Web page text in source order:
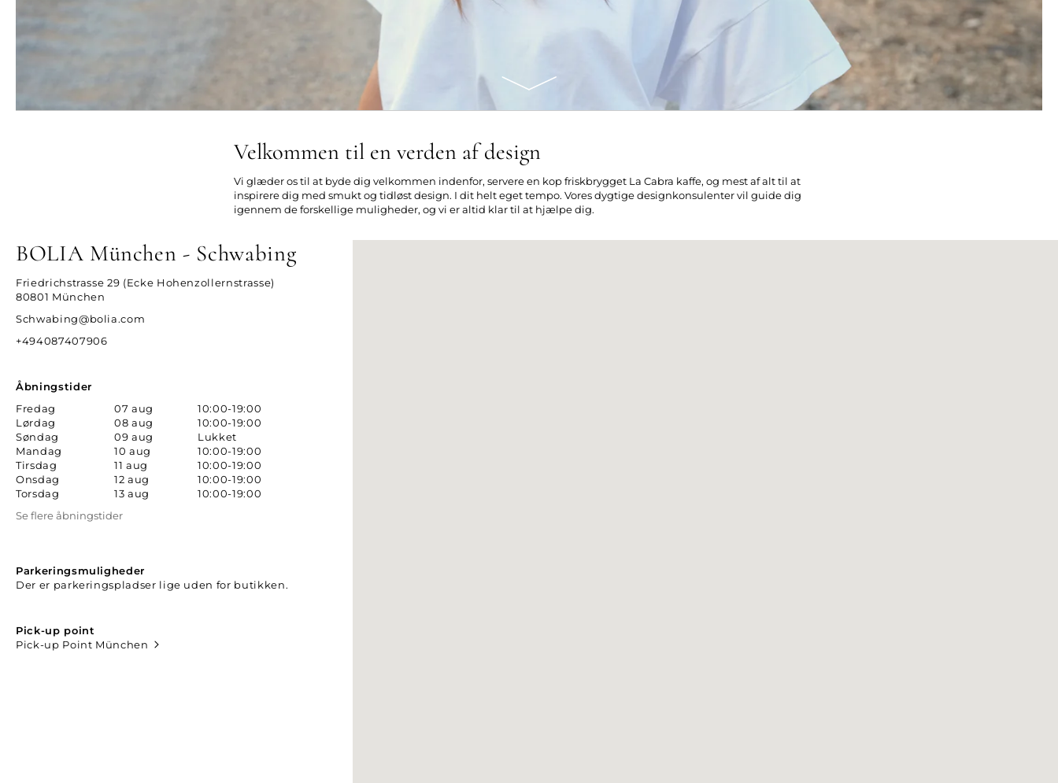
Velkommen til en verden af design
Vi glæder os til at byde dig velkommen indenfor, servere en kop friskbrygget La Cabra kaffe, og mest af alt til at
inspirere dig med smukt og tidløst design. I dit helt eget tempo. Vores dygtige designkonsulenter vil guide dig
igennem de forskellige muligheder, og vi er altid klar til at hjælpe dig.
BOLIA München - Schwabing
Friedrichstrasse 29 (Ecke Hohenzollernstrasse)
80801 München
Schwabing@bolia.com
+494087407906
Åbningstider
Fredag
07 aug
10:00-19:00
Lørdag
08 aug
10:00-19:00
Søndag
09 aug
Lukket
Mandag
10 aug
10:00-19:00
Tirsdag
11 aug
10:00-19:00
Onsdag
12 aug
10:00-19:00
Torsdag
13 aug
10:00-19:00
Se flere åbningstider
Parkeringsmuligheder
Der er parkeringspladser lige uden for butikken.
Pick-up point
Pick-up Point München